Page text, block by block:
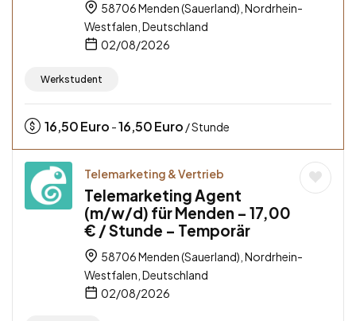
58706 Menden (Sauerland), Nordrhein-
Westfalen, Deutschland
02/08/2026
Werkstudent
16,50Euro -16,50Euro / Stunde
Telemarketing & Vertrieb
Telemarketing Agent
(m/w/d) für Menden – 17,00
€ / Stunde – Temporär
58706 Menden (Sauerland), Nordrhein-
Westfalen, Deutschland
02/08/2026